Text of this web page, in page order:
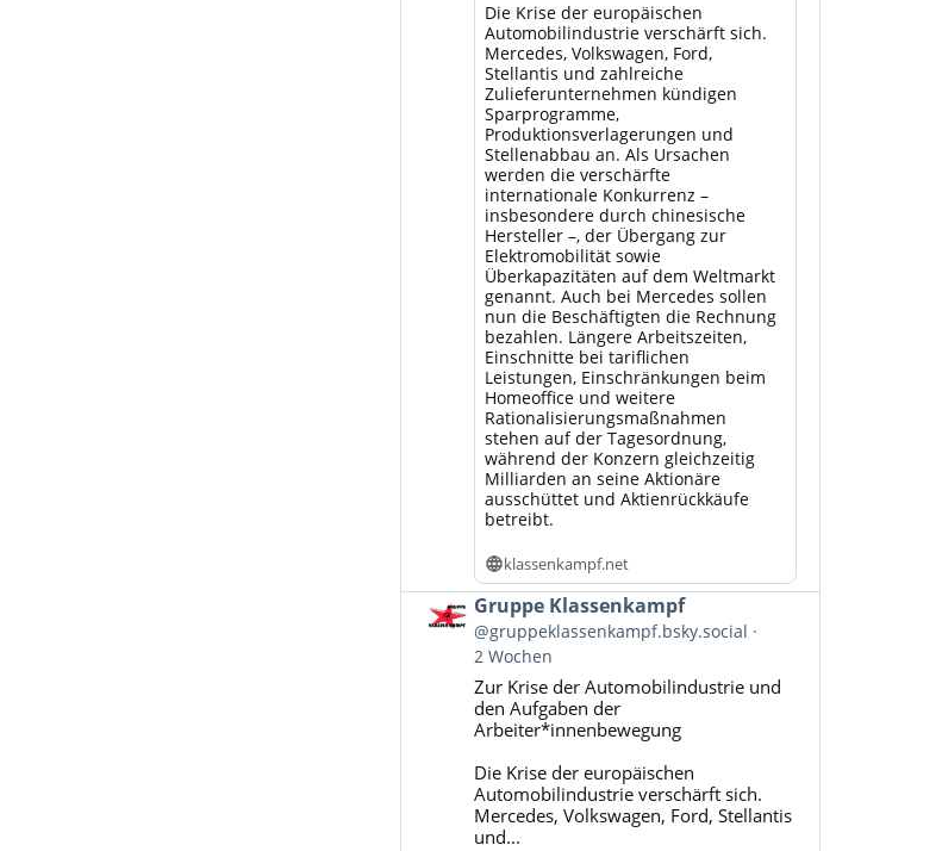
Die Krise der europäischen
Automobilindustrie verschärft sich.
Mercedes, Volkswagen, Ford,
Stellantis und zahlreiche
Zulieferunternehmen kündigen
Sparprogramme,
Produktionsverlagerungen und
Stellenabbau an. Als Ursachen
werden die verschärfte
internationale Konkurrenz –
insbesondere durch chinesische
Hersteller –, der Übergang zur
Elektromobilität sowie
Überkapazitäten auf dem Weltmarkt
genannt. Auch bei Mercedes sollen
nun die Beschäftigten die Rechnung
bezahlen. Längere Arbeitszeiten,
Einschnitte bei tariflichen
Leistungen, Einschränkungen beim
Homeoffice und weitere
Rationalisierungsmaßnahmen
stehen auf der Tagesordnung,
während der Konzern gleichzeitig
Milliarden an seine Aktionäre
ausschüttet und Aktienrückkäufe
betreibt.
klassenkampf.net
Beitrag
von
Gruppe
Klassenkampf
Bluesky
Gruppe Klassenkampf
@gruppeklassenkampf.bsky.social
2 Wochen
Zur Krise der Automobilindustrie und
den Aufgaben der
Arbeiter*innenbewegung
Die Krise der europäischen
Automobilindustrie verschärft sich.
Mercedes, Volkswagen, Ford, Stellantis
und...